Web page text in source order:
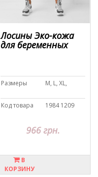
Лосины Эко-кожа
для беременных
Размеры M, L, XL,
Код товара 1984 1209
966 грн.
В
КОРЗИНУ